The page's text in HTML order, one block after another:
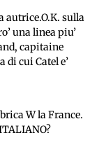
autrice.O.K. sulla
una linea piu’
capitaine
di cui Catel e’
W la France.